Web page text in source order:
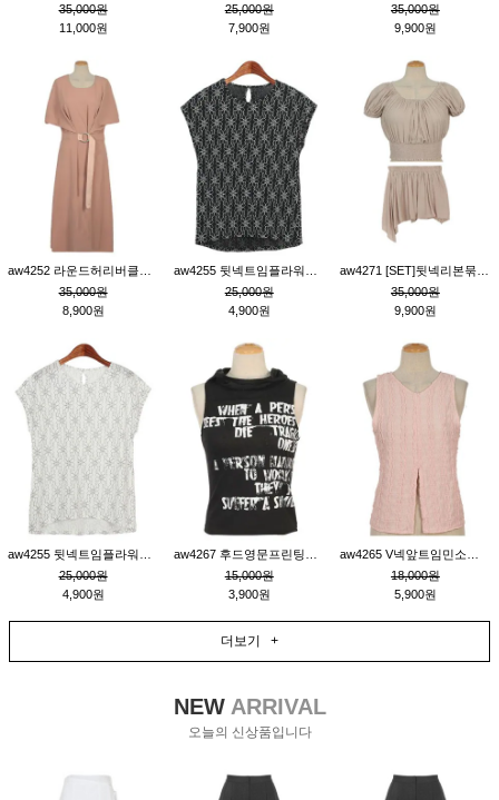
35,000원
11,000원
25,000원
7,900원
35,000원
9,900원
35,000원
8,900원
25,000원
4,900원
35,000원
9,900원
25,000원
4,900원
15,000원
3,900원
18,000원
5,900원
더보기 +
NEWARRIVAL
오늘의 신상품입니다